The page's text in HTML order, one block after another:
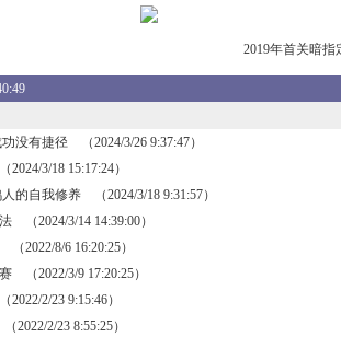
2019年首关暗
没有捷径 （2024/3/26 9:37:47）
2024/3/18 15:17:24）
的自我修养 （2024/3/18 9:31:57）
（2024/3/14 14:39:00）
（2022/8/6 16:20:25）
（2022/3/9 17:20:25）
2022/2/23 9:15:46）
（2022/2/23 8:55:25）